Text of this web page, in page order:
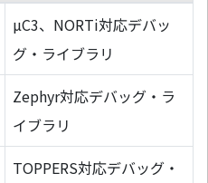
µC3、NORTi対応デバッ
グ・ライブラリ
Zephyr対応デバッグ・ラ
イブラリ
TOPPERS対応デバッグ・